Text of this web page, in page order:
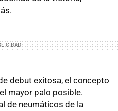
debut exitosa, el concepto
mayor palo posible.
de neumáticos de la